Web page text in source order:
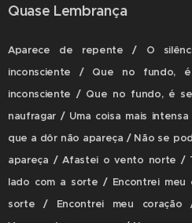
Quase Lembrança
Aparece de repente / O
inconsciente / Que no fundo,
inconsciente / Que no fundo, é
naufragar / Uma coisa mais
que a dôr não apareça / Não se
apareça / Afastei o vento norte /
lado com a sorte / Encontrei
sorte / Encontrei meu